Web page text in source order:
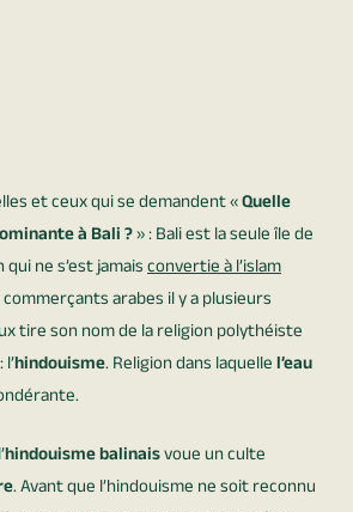
et ceux qui se demandent «Quelle
à Bali ?» : Bali est la seule île de
ne s’est jamaisconvertie à l’islam
arabes il y a plusieurs
tire son nom de la religion polythéiste
hindouisme. Religion dans laquellel’eau
hindouisme balinaisvoue un culte
. Avant que l’hindouisme ne soit reconnu